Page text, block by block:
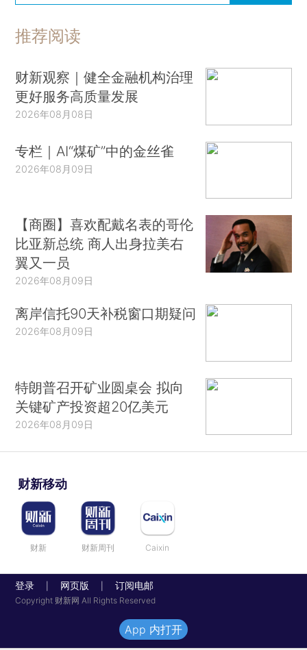
推荐阅读
财新观察｜健全金融机构治理
更好服务高质量发展
2026年08月08日
专栏｜AI“煤矿”中的金丝雀
2026年08月09日
【商圈】喜欢配戴名表的哥伦
比亚新总统 商人出身拉美右
翼又一员
2026年08月09日
离岸信托90天补税窗口期疑问
2026年08月09日
特朗普召开矿业圆桌会 拟向
关键矿产投资超20亿美元
2026年08月09日
财新移动
财新 财新周刊 Caixin
登录 网页版 订阅电邮
Copyright 财新网 All Rights Reserved
App 内打开